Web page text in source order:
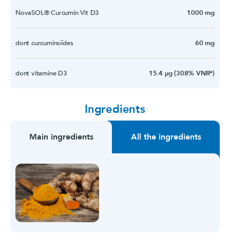
NovaSOL® Curcumin Vit D3 1000 mg
dont curcuminoïdes 60 mg
dont vitamine D3 15.4 µg (308% VNR*)
Ingredients
Main ingredients All the ingredients